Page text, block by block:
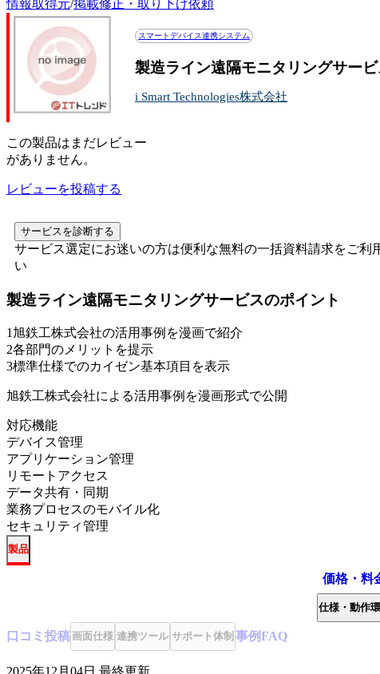
情報取得元/掲載修正・取り下げ依頼
スマートデバイス連携システム
製造ライン遠隔モニタリングサー
i Smart Technologies株式会社
この製品はまだレビュー
がありません。
レビューを投稿する
サービスを診断する
サービス選定にお迷いの方は便利な無料の一括資料請求をご利
い
製造ライン遠隔モニタリングサービスのポイント
1旭鉄工株式会社の活用事例を漫画で紹介
2各部門のメリットを提示
3標準仕様でのカイゼン基本項目を表示
旭鉄工株式会社による活用事例を漫画形式で公開
対応機能
デバイス管理
アプリケーション管理
リモートアクセス
データ共有・同期
業務プロセスのモバイル化
セキュリティ管理
製品
価格・料
仕様・動作
口コミ 投稿画面仕様 連携ツール サポート体制 事例FAQ